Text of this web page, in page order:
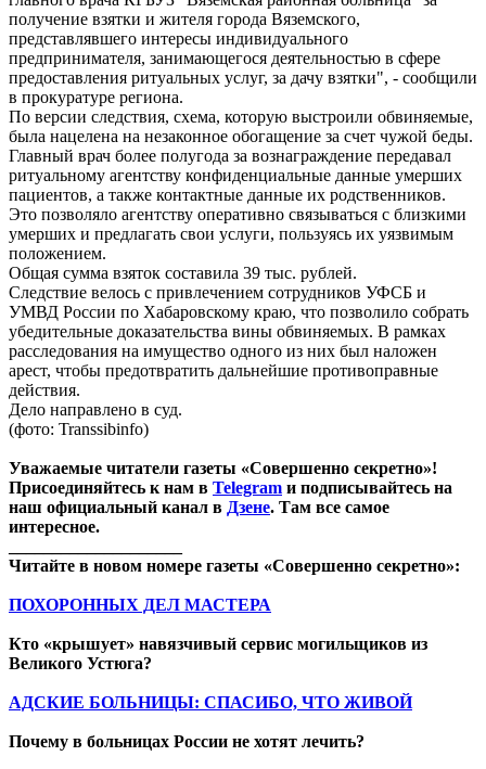
получение взятки и жителя города Вяземского,
представлявшего интересы индивидуального
предпринимателя, занимающегося деятельностью в сфере
предоставления ритуальных услуг, за дачу взятки", - сообщили
в прокуратуре региона.
По версии следствия, схема, которую выстроили обвиняемые,
была нацелена на незаконное обогащение за счет чужой беды.
Главный врач более полугода за вознаграждение передавал
ритуальному агентству конфиденциальные данные умерших
пациентов, а также контактные данные их родственников.
Это позволяло агентству оперативно связываться с близкими
умерших и предлагать свои услуги, пользуясь их уязвимым
положением.
Общая сумма взяток составила 39 тыс. рублей.
Следствие велось с привлечением сотрудников УФСБ и
УМВД России по Хабаровскому краю, что позволило собрать
убедительные доказательства вины обвиняемых. В рамках
расследования на имущество одного из них был наложен
арест, чтобы предотвратить дальнейшие противоправные
действия.
Дело направлено в суд.
(фото: Transsibinfo)
Уважаемые читатели газеты «Совершенно секретно»!
Присоединяйтесь к нам в Telegram и подписывайтесь на
наш официальный канал в Дзене. Там все самое
интересное.
Читайте в новом номере газеты «Совершенно секретно»:
ПОХОРОННЫХ ДЕЛ МАСТЕРА
Кто «крышует» навязчивый сервис могильщиков из
Великого Устюга?
АДСКИЕ БОЛЬНИЦЫ: СПАСИБО, ЧТО ЖИВОЙ
Почему в больницах России не хотят лечить?